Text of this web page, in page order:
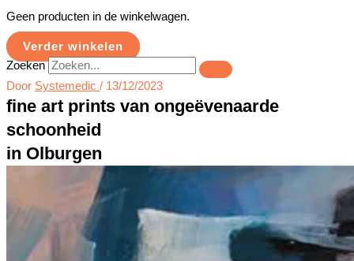
Geen producten in de winkelwagen.
Verder winkelen
Zoeken
Door Systemedic / 13/12/2023
fine art prints van ongeëvenaarde
schoonheid
in Olburgen